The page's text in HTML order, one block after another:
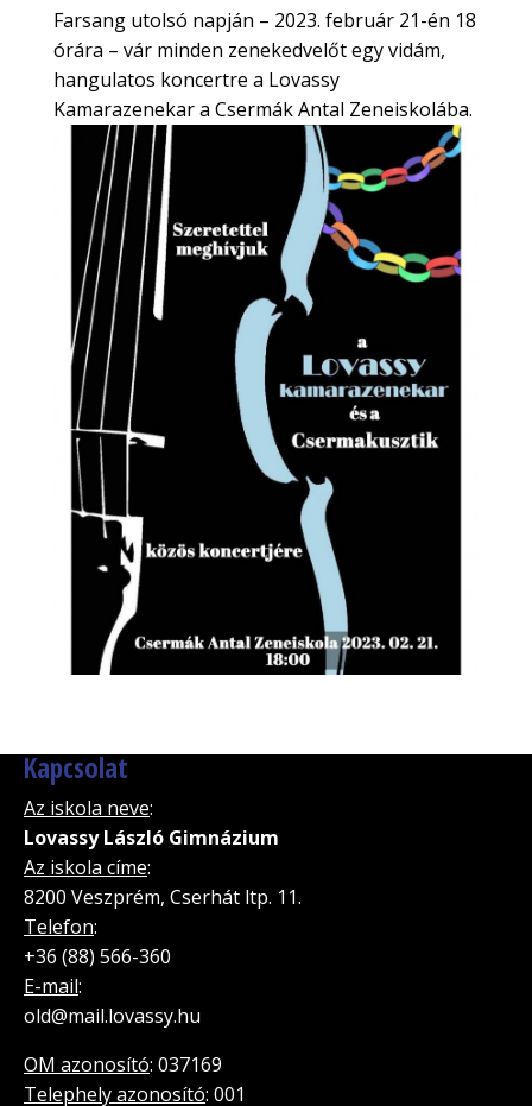
Farsang utolsó napján – 2023. február 21-én 18
órára – vár minden zenekedvelőt egy vidám,
hangulatos koncertre a Lovassy
Kamarazenekar a Csermák Antal Zeneiskolába.
Kapcsolat
Az iskola neve:
Lovassy László Gimnázium
Az iskola címe:
8200 Veszprém, Cserhát ltp. 11.
Telefon:
+36 (88) 566-360
E-mail:
old@mail.lovassy.hu
OM azonosító: 037169
Telephely azonosító: 001